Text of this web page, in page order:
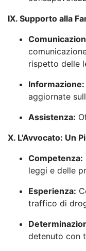
IX. Supporto alla
rispetto delle
Informazione:
aggiornate
Assistenza:
X. L'Avvocato: Un
Competenza:
leggi e delle
Esperienza:
traffico di
detenuto con